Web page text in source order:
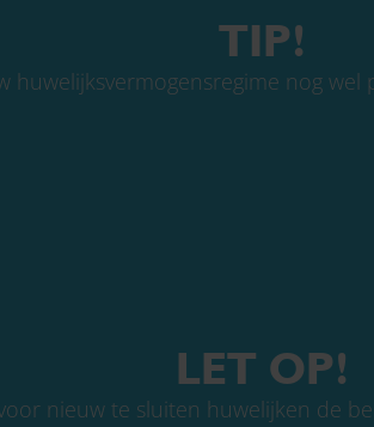
TIP!
huwelijksvermogensregime nog wel
LET OP!
nieuw te sluiten huwelijken de